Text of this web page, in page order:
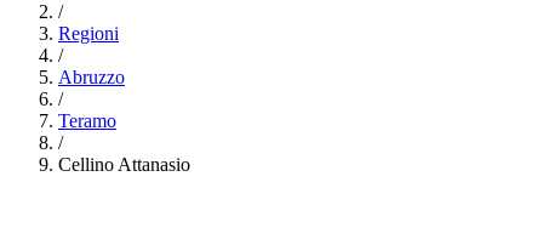
/
Regioni
/
Abruzzo
/
Teramo
/
Cellino Attanasio